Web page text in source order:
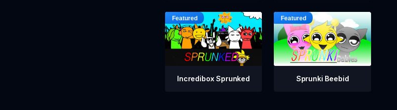
Incredibox Sprunked Sprunki Beebid